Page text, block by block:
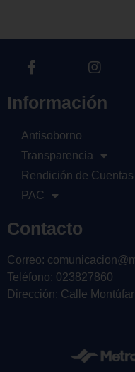
Información
Antisoborno
Transparencia
Rendición de Cuentas
PAC
Contacto
Correo:
Teléfono: 023827860
Dirección: Calle